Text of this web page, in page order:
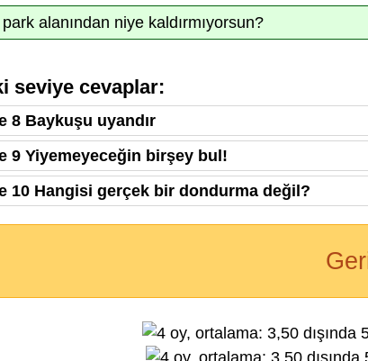
alanından niye kaldırmıyorsun?
seviye cevaplar:
8 Baykuşu uyandır
9 Yiyemeyeceğin birşey bul!
10 Hangisi gerçek bir dondurma değil?